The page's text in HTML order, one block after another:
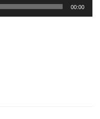
00:00